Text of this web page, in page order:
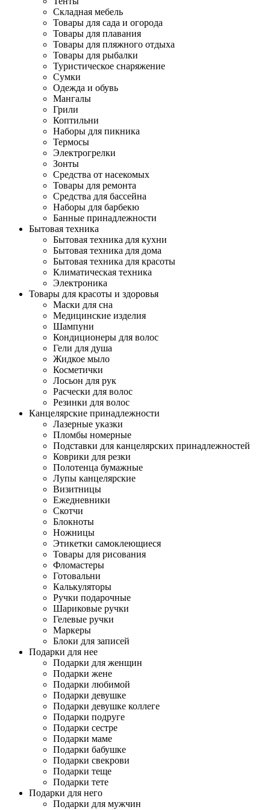
Складная мебель
Товары для сада и огорода
Товары для плавания
Товары для пляжного отдыха
Товары для рыбалки
Туристическое снаряжение
Сумки
Одежда и обувь
Мангалы
Грили
Коптильни
Наборы для пикника
Термосы
Электрогрелки
Зонты
Средства от насекомых
Товары для ремонта
Средства для бассейна
Наборы для барбекю
Банные принадлежности
Бытовая техника
Бытовая техника для кухни
Бытовая техника для дома
Бытовая техника для красоты
Климатическая техника
Электроника
Товары для красоты и здоровья
Маски для сна
Медицинские изделия
Шампуни
Кондиционеры для волос
Гели для душа
Жидкое мыло
Косметички
Лосьон для рук
Расчески для волос
Резинки для волос
Канцелярские принадлежности
Лазерные указки
Пломбы номерные
Подставки для канцелярских принадлежностей
Коврики для резки
Полотенца бумажные
Лупы канцелярские
Визитницы
Ежедневники
Скотчи
Блокноты
Ножницы
Этикетки самоклеющиеся
Товары для рисования
Фломастеры
Готовальни
Калькуляторы
Ручки подарочные
Шариковые ручки
Гелевые ручки
Маркеры
Блоки для записей
Подарки для нее
Подарки для женщин
Подарки жене
Подарки любимой
Подарки девушке
Подарки девушке коллеге
Подарки подруге
Подарки сестре
Подарки маме
Подарки бабушке
Подарки свекрови
Подарки теще
Подарки тете
Подарки для него
Подарки для мужчин